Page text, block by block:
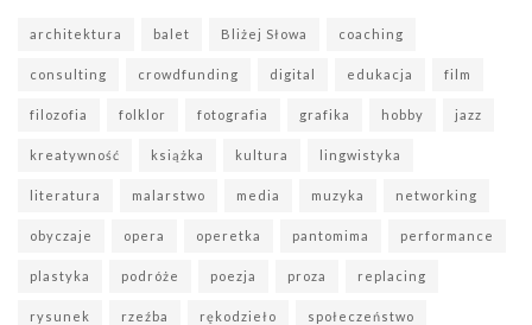
architektura balet Bliżej Słowa coaching
consulting crowdfunding digital edukacja film
filozofia folklor fotografia grafika hobby jazz
kreatywność książka kultura lingwistyka
literatura malarstwo media muzyka networking
obyczaje opera operetka pantomima performance
plastyka podróże poezja proza replacing
rysunek rzeźba rękodzieło społeczeństwo